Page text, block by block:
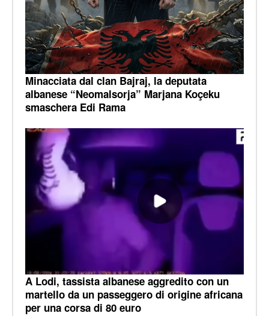
Minacciata dal clan Bajraj, la deputata
albanese “Neomalsorja” Marjana Koçeku
smaschera Edi Rama
A Lodi, tassista albanese aggredito con un
martello da un passeggero di origine africana
per una corsa di 80 euro